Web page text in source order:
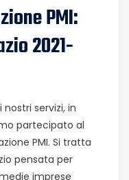
PMI:
2021-
servizi, in
partecipato al
PMI. Si tratta
pensata per
imprese